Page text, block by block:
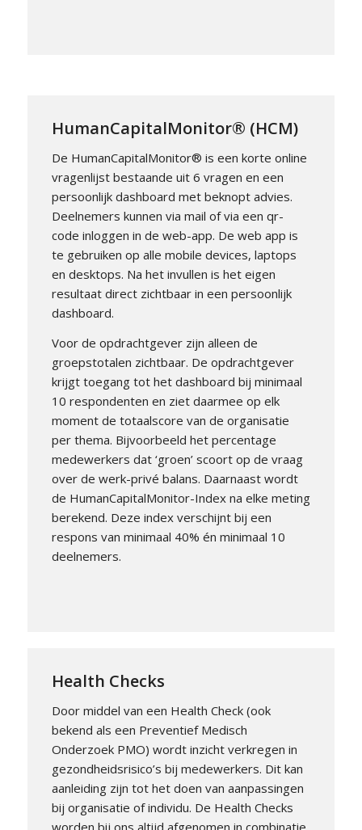
HumanCapitalMonitor® (HCM)
De HumanCapitalMonitor® is een korte online
vragenlijst bestaande uit 6 vragen en een
persoonlijk dashboard met beknopt advies.
Deelnemers kunnen via mail of via een qr-
code inloggen in de web-app. De web app is
te gebruiken op alle mobile devices, laptops
en desktops. Na het invullen is het eigen
resultaat direct zichtbaar in een persoonlijk
dashboard.
Voor de opdrachtgever zijn alleen de
groepstotalen zichtbaar. De opdrachtgever
krijgt toegang tot het dashboard bij minimaal
10 respondenten en ziet daarmee op elk
moment de totaalscore van de organisatie
per thema. Bijvoorbeeld het percentage
medewerkers dat ‘groen’ scoort op de vraag
over de werk-privé balans. Daarnaast wordt
de HumanCapitalMonitor-Index na elke meting
berekend. Deze index verschijnt bij een
respons van minimaal 40% én minimaal 10
deelnemers.
Health Checks
Door middel van een Health Check (ook
bekend als een Preventief Medisch
Onderzoek PMO) wordt inzicht verkregen in
gezondheidsrisico’s bij medewerkers. Dit kan
aanleiding zijn tot het doen van aanpassingen
bij organisatie of individu. De Health Checks
worden bij ons altijd afgenomen in combinatie